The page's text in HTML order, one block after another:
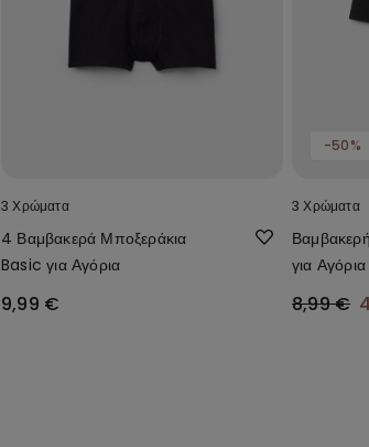
3 Χρώματα
4 Βαμβακερά Μποξεράκια
Basic για Αγόρια
9,99 €
-50%
3 Χρώματα
για
8,99 €